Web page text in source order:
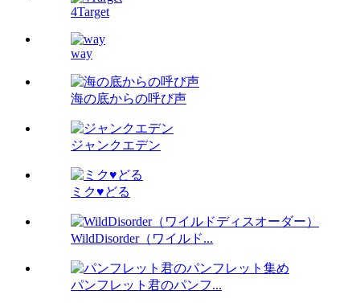
4Target
way
海の底からの呼び声
ジャンクエデン
ミク♥どる
WildDisorder（ワイルド...
パンフレット君のパンフ...